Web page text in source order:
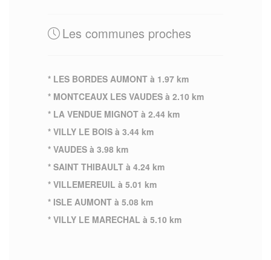
Les communes proches
* LES BORDES AUMONT à 1.97 km
* MONTCEAUX LES VAUDES à 2.10 km
* LA VENDUE MIGNOT à 2.44 km
* VILLY LE BOIS à 3.44 km
* VAUDES à 3.98 km
* SAINT THIBAULT à 4.24 km
* VILLEMEREUIL à 5.01 km
* ISLE AUMONT à 5.08 km
* VILLY LE MARECHAL à 5.10 km